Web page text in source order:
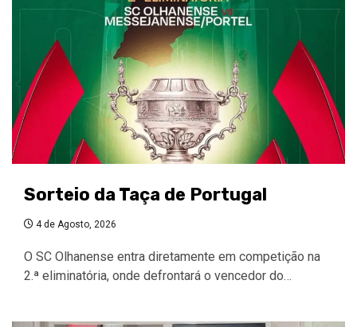
Sorteio da Taça de Portugal
4 de Agosto, 2026
O SC Olhanense entra diretamente em competição na
2.ª eliminatória, onde defrontará o vencedor do…